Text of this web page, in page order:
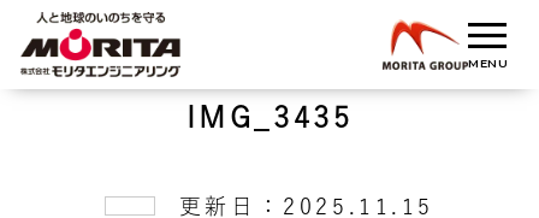
IMG_3435
更新日：2025.11.15